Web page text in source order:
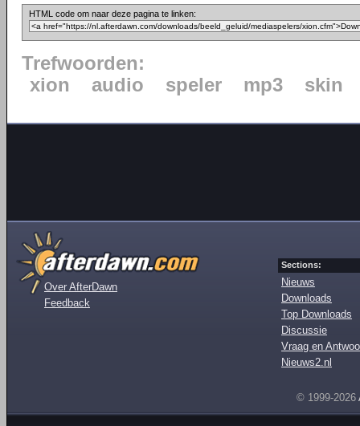
HTML code om naar deze pagina te linken:
Trefwoorden:
xion
audio speler mp3 skin
Over AfterDawn
Feedback
Sections:
Nieuws
Downloads
Top Downloads
Discussie
Vraag en
Nieuws2.nl
© 1999-2026